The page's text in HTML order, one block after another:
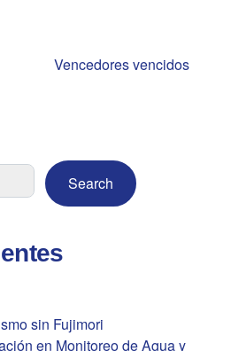
Vencedores vencidos
sin Fujimori
en Monitoreo de Agua y